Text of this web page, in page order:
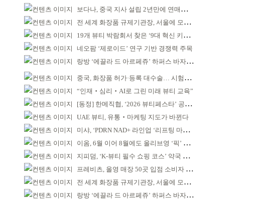
보다나, 중국 지사 설립 2년만에 연매출 120억 돌파
전 세계 화장품 규제기관장, 서울에 모인다
19개 뷰티 박람회서 찾은 ‘9대 혁신 키워드’
네오팜 ‘제로이드’ 연구 기반 경쟁력 주목
랑방 ‘에끌라 드 아르페쥬’ 하퍼스 바자 화보 공개
중국, 화장품 허가·등록 대수술… 시험자료 공용 허용
“인재‧심리‧AI로 그린 미래 뷰티 교육”
[동정] 한메직협, ‘2026 뷰티페스타’ 공동 주최
UAE 뷰티, 유통‧마케팅 지도가 바뀐다
미샤, ‘PDRN NAD+ 라인업 ‘리프팅 마스크’ 출시
이옴, 6월 이어 8월에도 올리브영 ‘픽’ 선정
지피덤, ‘K-뷰티 필수 쇼핑 코스’ 약국 공략
프레비츠, 올영 매장 50곳 입점 소비자 접점 강화
전 세계 화장품 규제기관장, 서울에 모인다
랑방 ‘에끌라 드 아르페쥬’ 하퍼스 바자 화보 공개